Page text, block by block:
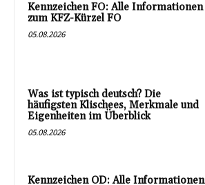
Kennzeichen FO: Alle Informationen
zum KFZ-Kürzel FO
05.08.2026
Was ist typisch deutsch? Die
häufigsten Klischees, Merkmale und
Eigenheiten im Überblick
05.08.2026
Kennzeichen OD: Alle Informationen